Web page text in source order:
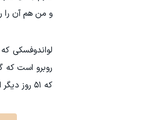
و من هم آن را
لواندوفسکی
روبرو است که
که ۵۱ روز دیگر از قراردادم باقی مانده است، بنابراین هنوز وقت دارم. به چند پیشنهاد دیگر هم گوش می‌دهم و بعد تصمیم می‌گیرم.»